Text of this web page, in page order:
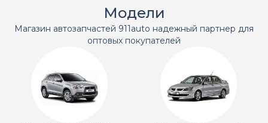
Модели
Магазин автозапчастей 911auto надежный партнер для
оптовых покупателей